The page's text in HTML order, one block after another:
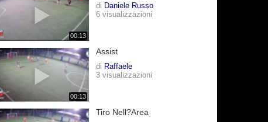
00:13
di Daniele Russo
6 visualizzazioni
00:13
Assist
di Raffaele
3 visualizzazioni
Tiro Nell?area